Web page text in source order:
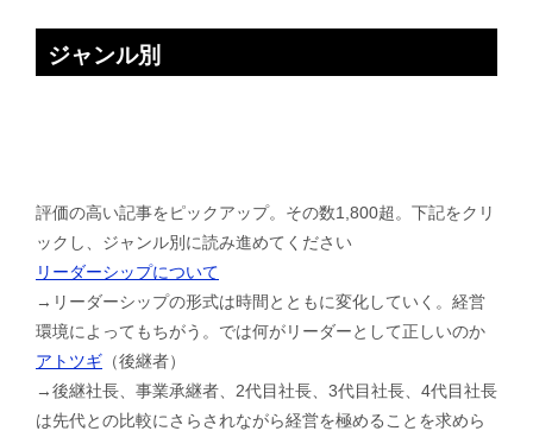
ジャンル別
評価の高い記事をピックアップ。その数1,800超。下記をクリ
ックし、ジャンル別に読み進めてください
リーダーシップについて
→リーダーシップの形式は時間とともに変化していく。経営
環境によってもちがう。では何がリーダーとして正しいのか
アトツギ （後継者）
→後継社長、事業承継者、2代目社長、3代目社長、4代目社長
は先代との比較にさらされながら経営を極めることを求めら